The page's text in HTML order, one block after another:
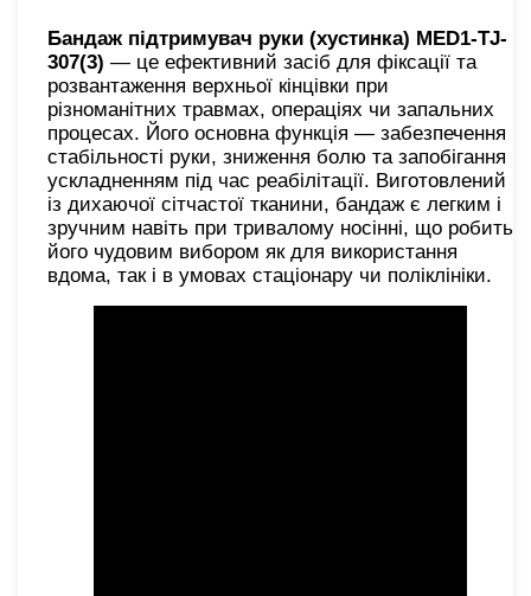
Бандаж підтримувач руки (хустинка) MED1-TJ-
307(3) — це ефективний засіб для фіксації та
розвантаження верхньої кінцівки при
різноманітних травмах, операціях чи запальних
процесах. Його основна функція — забезпечення
стабільності руки, зниження болю та запобігання
ускладненням під час реабілітації. Виготовлений
із дихаючої сітчастої тканини, бандаж є легким і
зручним навіть при тривалому носінні, що робить
його чудовим вибором як для використання
вдома, так і в умовах стаціонару чи поліклініки.